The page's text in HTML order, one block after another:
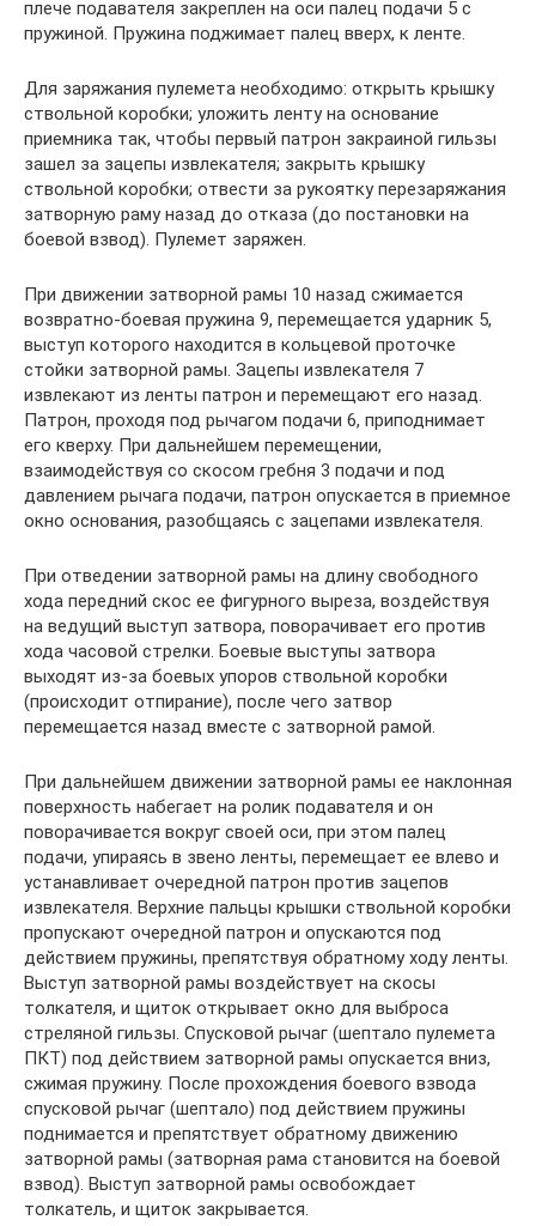
плече подавателя закреплен на оси палец подачи 5 с
пружиной. Пружина поджимает палец вверх, к ленте.
Для заряжания пулемета необходимо: открыть крышку
ствольной коробки; уложить ленту на основание
приемника так, чтобы первый патрон закраиной гильзы
зашел за зацепы извлекателя; закрыть крышку
ствольной коробки; отвести за рукоятку перезаряжания
затворную раму назад до отказа (до постановки на
боевой взвод). Пулемет заряжен.
При движении затворной рамы 10 назад сжимается
возвратно-боевая пружина 9, перемещается ударник 5,
выступ которого находится в кольцевой проточке
стойки затворной рамы. Зацепы извлекателя 7
извлекают из ленты патрон и перемещают его назад.
Патрон, проходя под рычагом подачи 6, приподнимает
его кверху. При дальнейшем перемещении,
взаимодействуя со скосом гребня 3 подачи и под
давлением рычага подачи, патрон опускается в приемное
окно основания, разобщаясь с зацепами извлекателя.
При отведении затворной рамы на длину свободного
хода передний скос ее фигурного выреза, воздействуя
на ведущий выступ затвора, поворачивает его против
хода часовой стрелки. Боевые выступы затвора
выходят из-за боевых упоров ствольной коробки
(происходит отпирание), после чего затвор
перемещается назад вместе с затворной рамой.
При дальнейшем движении затворной рамы ее наклонная
поверхность набегает на ролик подавателя и он
поворачивается вокруг своей оси, при этом палец
подачи, упираясь в звено ленты, перемещает ее влево и
устанавливает очередной патрон против зацепов
извлекателя. Верхние пальцы крышки ствольной коробки
пропускают очередной патрон и опускаются под
действием пружины, препятствуя обратному ходу ленты.
Выступ затворной рамы воздействует на скосы
толкателя, и щиток открывает окно для выброса
стреляной гильзы. Спусковой рычаг (шептало пулемета
ПКТ) под действием затворной рамы опускается вниз,
сжимая пружину. После прохождения боевого взвода
спусковой рычаг (шептало) под действием пружины
поднимается и препятствует обратному движению
затворной рамы (затворная рама становится на боевой
взвод). Выступ затворной рамы освобождает
толкатель, и щиток закрывается.